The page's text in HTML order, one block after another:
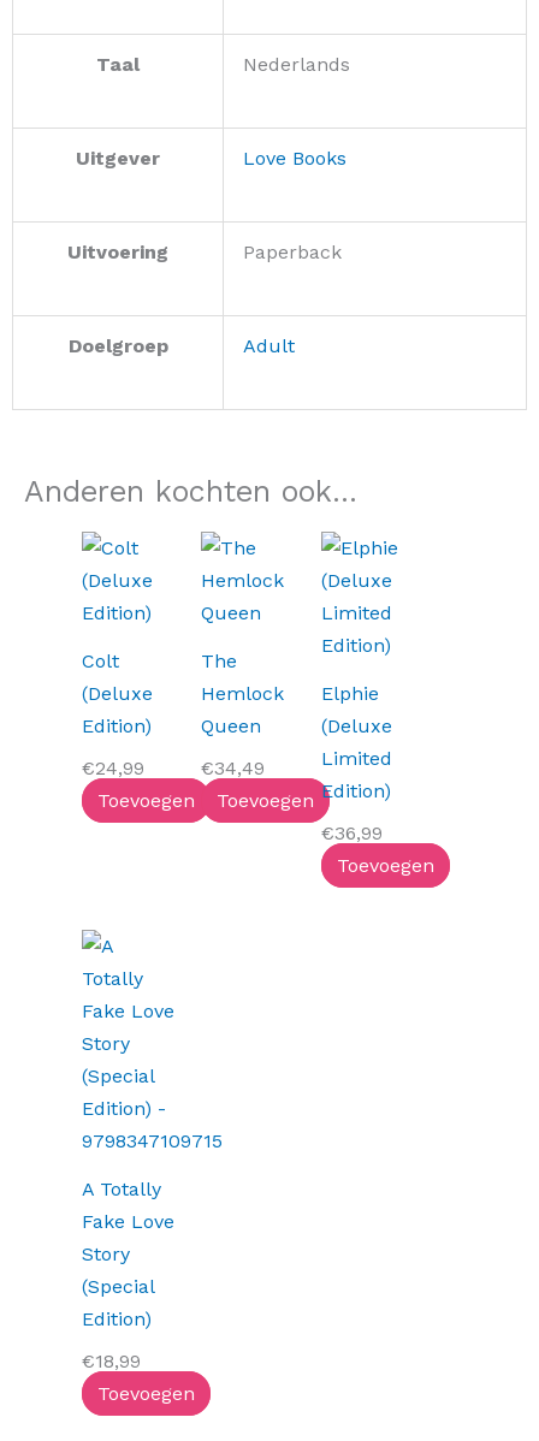
Taal Nederlands
Uitgever Love Books
Uitvoering Paperback
Doelgroep Adult
Anderen kochten ook...
Colt
(Deluxe
Edition)
€24,99
Toevoegen
The
Hemlock
Queen
€34,49
Toevoegen
Elphie
(Deluxe
Limited
Edition)
€36,99
Toevoegen
A Totally
Fake Love
Story
(Special
Edition)
€18,99
Toevoegen